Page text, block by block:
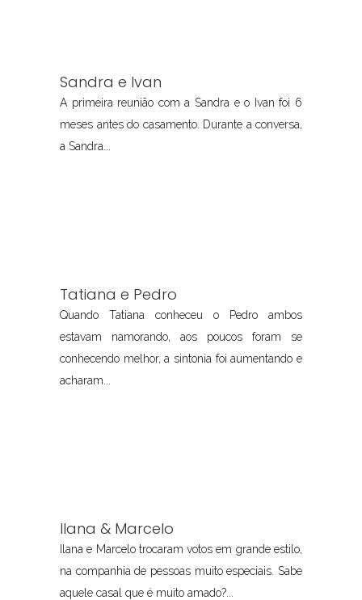
Sandra e Ivan
A primeira reunião com a Sandra e o Ivan foi 6
meses antes do casamento. Durante a conversa,
a Sandra...
Tatiana e Pedro
Quando Tatiana conheceu o Pedro ambos
estavam namorando, aos poucos foram se
conhecendo melhor, a sintonia foi aumentando e
acharam...
Ilana & Marcelo
Ilana e Marcelo trocaram votos em grande estilo,
na companhia de pessoas muito especiais. Sabe
aquele casal que é muito amado?...